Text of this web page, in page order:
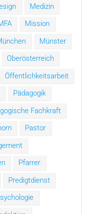
Medizin
Mission
Münster
Oberösterreich
Öffentlichkeitsarbeit
Pädagogik
Fachkraft
Pastor
Pfarrer
Predigtdienst